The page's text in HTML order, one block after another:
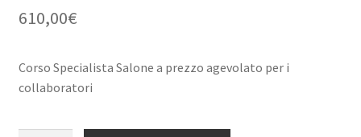
610,00€
Corso Specialista Salone a prezzo agevolato per i
collaboratori